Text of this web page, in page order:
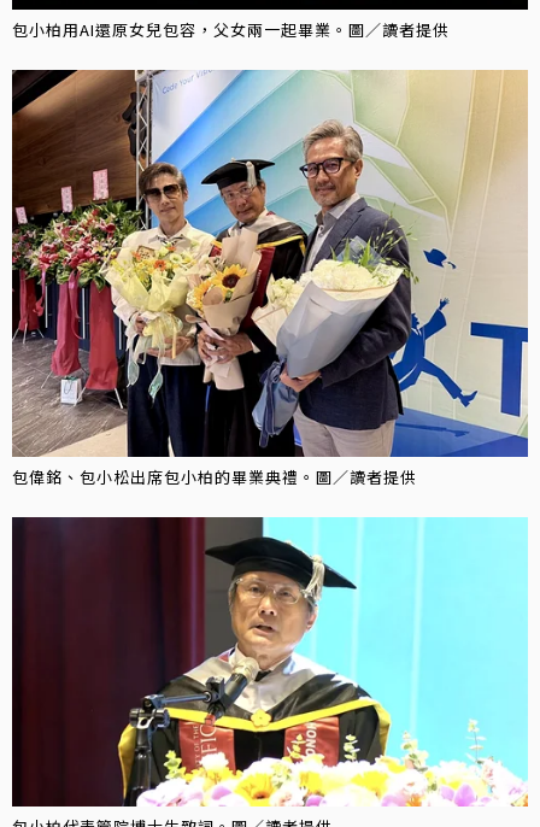
包小柏用AI還原女兒包容，父女兩一起畢業。圖／讀者提供
包偉銘、包小松出席包小柏的畢業典禮。圖／讀者提供